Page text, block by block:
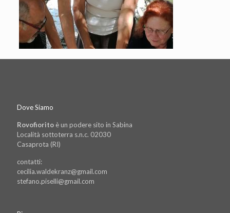
Dove Siamo
Rovofiorito è un podere sito in Sabina
Località sottoterra s.n.c. 02030
Casaprota (RI)
contatti:
cecilia.waldekranz@gmail.com
stefano.piselli@gmail.com